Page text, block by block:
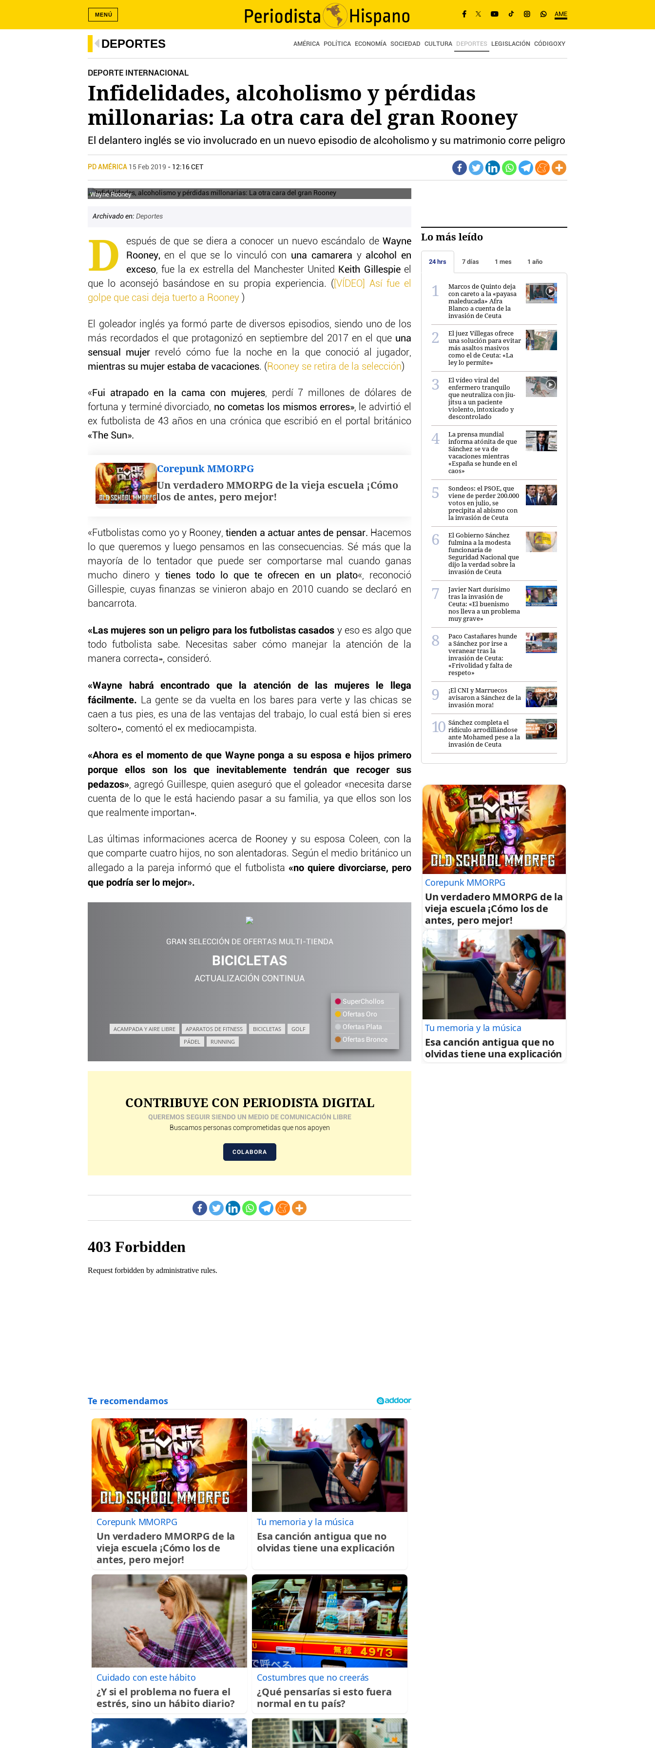
AME
MENÚ
DEPORTES AMÉRICA POLÍTICA ECONOMÍA SOCIEDAD CULTURA DEPORTES LEGISLACIÓN CÓDIGOXY
DEPORTE INTERNACIONAL
Infidelidades, alcoholismo y pérdidas
millonarias: La otra cara del gran Rooney
El delantero inglés se vio involucrado en un nuevo episodio de alcoholismo y su matrimonio corre peligro
PD AMÉRICA 15 Feb 2019 - 12:16 CET
Wayne Rooney
Archivado en: Deportes
D espués de que se diera a conocer un nuevo escándalo de Wayne
Rooney, en el que se lo vinculó con una camarera y alcohol en
exceso, fue la ex estrella del Manchester United Keith Gillespie el
que lo aconsejó basándose en su propia experiencia. ( [VÍDEO] Así fue el
golpe que casi deja tuerto a Rooney )
El goleador inglés ya formó parte de diversos episodios, siendo uno de los
más recordados el que protagonizó en septiembre del 2017 en el que una
sensual mujer reveló cómo fue la noche en la que conoció al jugador,
mientras su mujer estaba de vacaciones. ( Rooney se retira de la selección)
« Fui atrapado en la cama con mujeres, perdí 7 millones de dólares de
fortuna y terminé divorciado, no cometas los mismos errores», le advirtió el
ex futbolista de 43 años en una crónica que escribió en el portal británico
«The Sun».
Corepunk MMORPG
Un verdadero MMORPG de la vieja escuela ¡Cómo
los de antes, pero mejor!
«Futbolistas como yo y Rooney, tienden a actuar antes de pensar. Hacemos
lo que queremos y luego pensamos en las consecuencias. Sé más que la
mayoría de lo tentador que puede ser comportarse mal cuando ganas
mucho dinero y tienes todo lo que te ofrecen en un plato«, reconoció
Gillespie, cuyas finanzas se vinieron abajo en 2010 cuando se declaró en
bancarrota.
«Las mujeres son un peligro para los futbolistas casados y eso es algo que
todo futbolista sabe. Necesitas saber cómo manejar la atención de la
manera correcta», consideró.
«Wayne habrá encontrado que la atención de las mujeres le llega
fácilmente. La gente se da vuelta en los bares para verte y las chicas se
caen a tus pies, es una de las ventajas del trabajo, lo cual está bien si eres
soltero», comentó el ex mediocampista.
«Ahora es el momento de que Wayne ponga a su esposa e hijos primero
porque ellos son los que inevitablemente tendrán que recoger sus
pedazos», agregó Guillespe, quien aseguró que el goleador «necesita darse
cuenta de lo que le está haciendo pasar a su familia, ya que ellos son los
que realmente importan».
Las últimas informaciones acerca de Rooney y su esposa Coleen, con la
que comparte cuatro hijos, no son alentadoras. Según el medio británico un
allegado a la pareja informó que el futbolista «no quiere divorciarse, pero
que podría ser lo mejor».
GRAN SELECCIÓN DE OFERTAS MULTI-TIENDA
BICICLETAS
ACTUALIZACIÓN CONTINUA
ACAMPADA Y AIRE LIBRE APARATOS DE FITNESS BICICLETAS
GOLF
PÁDEL
RUNNING
SuperChollos
Ofertas Oro
Ofertas Plata
Ofertas Bronce
CONTRIBUYE CON PERIODISTA DIGITAL
QUEREMOS SEGUIR SIENDO UN MEDIO DE COMUNICACIÓN LIBRE
Buscamos personas comprometidas que nos apoyen
COLABORA
Corepunk MMORPG
Un verdadero MMORPG de la
vieja escuela ¡Cómo los de
antes, pero mejor!
Tu memoria y la música
Esa canción antigua que no
olvidas tiene una explicación
Cuidado con este hábito
¿Y si el problema no fuera el
estrés, sino un hábito diario?
Costumbres que no creerás
¿Qué pensarías si esto fuera
normal en tu país?
Lo más leído
24 hrs 7 días 1 mes 1 año
Marcos de Quinto deja
con careto a la «payasa
maleducada» Afra
Blanco a cuenta de la
invasión de Ceuta
El juez Villegas ofrece
una solución para evitar
más asaltos masivos
como el de Ceuta: «La
ley lo permite»
El vídeo viral del
enfermero tranquilo
que neutraliza con jiu-
jitsu a un paciente
violento, intoxicado y
descontrolado
La prensa mundial
informa atónita de que
Sánchez se va de
vacaciones mientras
«España se hunde en el
caos»
Sondeos: el PSOE, que
viene de perder 200.000
votos en julio, se
precipita al abismo con
la invasión de Ceuta
El Gobierno Sánchez
fulmina a la modesta
funcionaria de
Seguridad Nacional que
dijo la verdad sobre la
invasión de Ceuta
Javier Nart durísimo
tras la invasión de
Ceuta: «El buenismo
nos lleva a un problema
muy grave»
Paco Castañares hunde
a Sánchez por irse a
veranear tras la
invasión de Ceuta:
«Frivolidad y falta de
respeto»
¡El CNI y Marruecos
avisaron a Sánchez de la
invasión mora!
Sánchez completa el
ridículo arrodillándose
ante Mohamed pese a la
invasión de Ceuta
Corepunk MMORPG
Un verdadero MMORPG de la
vieja escuela ¡Cómo los de
antes, pero mejor!
Tu memoria y la música
Esa canción antigua que no
olvidas tiene una explicación